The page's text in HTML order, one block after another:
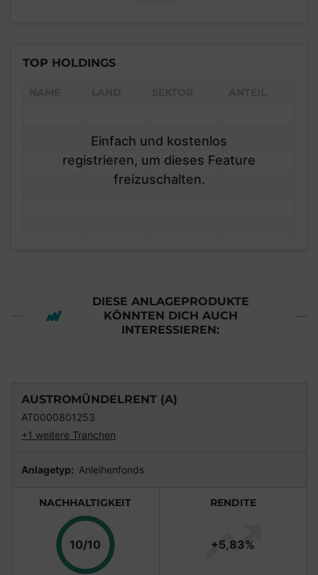
TOP HOLDINGS
Einfach und kostenlos
registrieren, um dieses Feature
freizuschalten.
DIESE ANLAGEPRODUKTE
KÖNNTEN DICH AUCH
INTERESSIEREN:
AUSTROMÜNDELRENT (A)
AT0000801253
+1 weitere Tranchen
Anlagetyp: Anleihenfonds
NACHHALTIGKEIT
10/10 Punkte
RENDITE
+5,83%